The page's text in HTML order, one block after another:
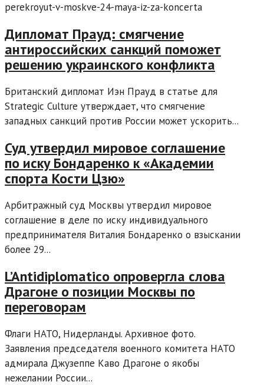
perekroyut-v-moskve-24-maya-iz-za-koncerta
Дипломат Прауд: смягчение
антироссийских санкций поможет
решению украинского конфликта
Британский дипломат Иэн Прауд в статье для
Strategic Culture утверждает, что смягчение
западных санкций против России может ускорить...
Суд утвердил мировое соглашение
по иску Бондаренко к «Академии
спорта Кости Цзю»
Арбитражный суд Москвы утвердил мировое
соглашение в деле по иску индивидуального
предпринимателя Виталия Бондаренко о взыскании
более 29...
L’Antidiplomatico опровергла слова
Драгоне о позиции Москвы по
переговорам
Флаги НАТО, Нидерланды. Архивное фото.
Заявления председателя военного комитета НАТО
адмирала Джузеппе Каво Драгоне о якобы
нежелании России...